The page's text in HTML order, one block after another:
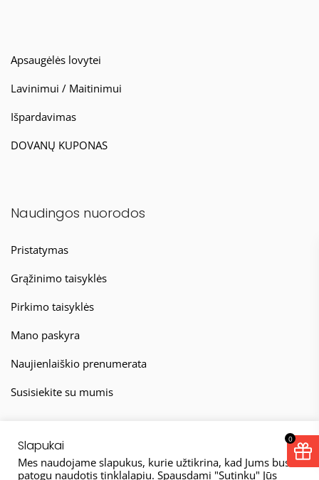
Apsaugėlės lovytei
Lavinimui / Maitinimui
Išpardavimas
DOVANŲ KUPONAS
Naudingos nuorodos
Pristatymas
Grąžinimo taisyklės
Pirkimo taisyklės
Mano paskyra
Naujienlaiškio prenumerata
Susisiekite su mumis
Slapukai
Mes naudojame slapukus, kurie užtikrina, kad Jums bus
patogu naudotis tinklalapiu. Spausdami "Sutinku" Jūs
0